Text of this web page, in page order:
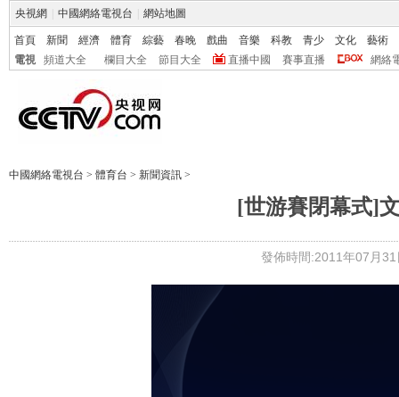
央視網 中國網絡電視台 網站地圖
首頁 新聞 經濟 體育 綜藝 春晚 戲曲 音樂 科教 青少 文化
藝術
電視
頻道大全 欄目大全 節目大全 直播中國 賽事直播 網絡
中國網絡電視台 > 體育台 > 新聞資訊 >
[世游賽閉幕式]
發佈時間:2011年07月